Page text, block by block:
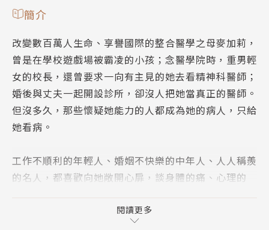
簡介
改變數百萬人生命、享譽國際的整合醫學之母麥加莉，
曾是在學校遊戲場被霸凌的小孩；念醫學院時，重男輕
女的校長，還曾要求一向有主見的她去看精神科醫師；
婚後與丈夫一起開設診所，卻沒人把她當真正的醫師。
但沒多久，那些懷疑她能力的人都成為她的病人，只給
她看病。
工作不順利的年輕人、婚姻不快樂的中年人、人人稱羨
的名人，都喜歡向她敞開心扉，談身體的痛、心理的
的診間，得到治癒疾病與生活處境的診斷和處方，許多
閱讀更多